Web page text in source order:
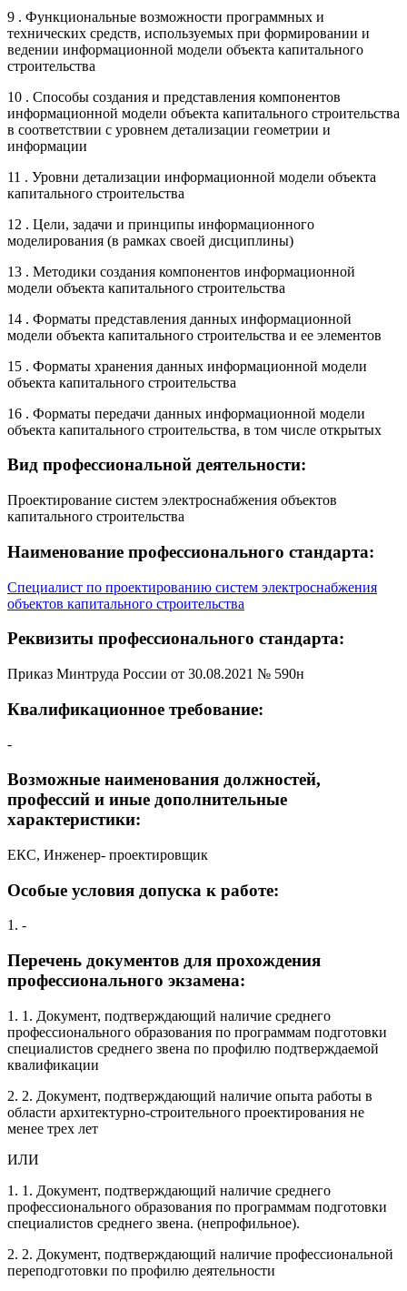
9 . Функциональные возможности программных и
технических средств, используемых при формировании и
ведении информационной модели объекта капитального
строительства
10 . Способы создания и представления компонентов
информационной модели объекта капитального строительства
в соответствии с уровнем детализации геометрии и
информации
11 . Уровни детализации информационной модели объекта
капитального строительства
12 . Цели, задачи и принципы информационного
моделирования (в рамках своей дисциплины)
13 . Методики создания компонентов информационной
модели объекта капитального строительства
14 . Форматы представления данных информационной
модели объекта капитального строительства и ее элементов
15 . Форматы хранения данных информационной модели
объекта капитального строительства
16 . Форматы передачи данных информационной модели
объекта капитального строительства, в том числе открытых
Вид профессиональной деятельности:
Проектирование систем электроснабжения объектов
капитального строительства
Наименование профессионального стандарта:
Специалист по проектированию систем электроснабжения
объектов капитального строительства
Реквизиты профессионального стандарта:
Приказ Минтруда России от 30.08.2021 № 590н
Квалификационное требование:
-
Возможные наименования должностей,
профессий и иные дополнительные
характеристики:
ЕКС, Инженер- проектировщик
Особые условия допуска к работе:
1. -
Перечень документов для прохождения
профессионального экзамена:
1. 1. Документ, подтверждающий наличие среднего
профессионального образования по программам подготовки
специалистов среднего звена по профилю подтверждаемой
квалификации
2. 2. Документ, подтверждающий наличие опыта работы в
области архитектурно-строительного проектирования не
менее трех лет
ИЛИ
1. 1. Документ, подтверждающий наличие среднего
профессионального образования по программам подготовки
специалистов среднего звена. (непрофильное).
2. 2. Документ, подтверждающий наличие профессиональной
переподготовки по профилю деятельности